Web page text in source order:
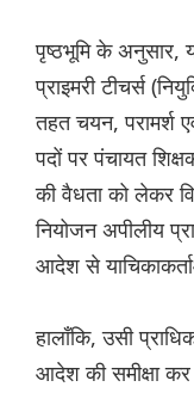
पृष्ठभूमि के अनुसार,
प्राइमरी टीचर्स
तहत चयन, परामर्श
पदों पर पंचायत
की वैधता को लेकर
नियोजन अपीलीय
आदेश से
हालाँकि, उसी
आदेश की समीक्षा